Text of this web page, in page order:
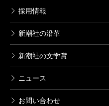
採用情報
新潮社の沿革
新潮社の文学賞
ニュース
お問い合わせ